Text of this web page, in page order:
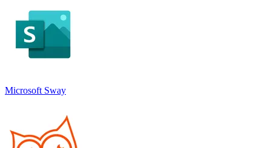
Microsoft Sway